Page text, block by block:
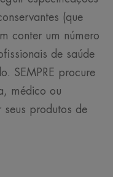
(que
conter um número
de saúde
SEMPRE procure
médico ou
seus produtos de